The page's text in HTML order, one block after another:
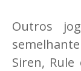
Outros
Siren, Rule